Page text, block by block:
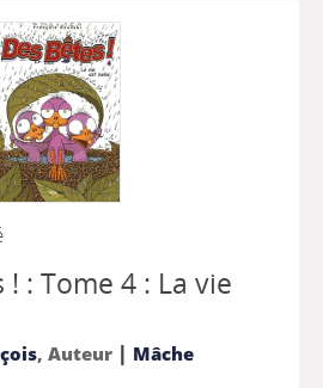
! : Tome 4 : La vie
, Auteur | Mâche